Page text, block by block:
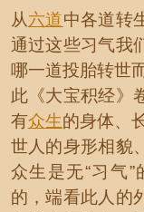
从六道中各道转
通过这些习气我
哪一道投胎转世
此《大宝积经》
有众生的身体、
世人的身形相貌
众生是无“习气
的，端看此人的